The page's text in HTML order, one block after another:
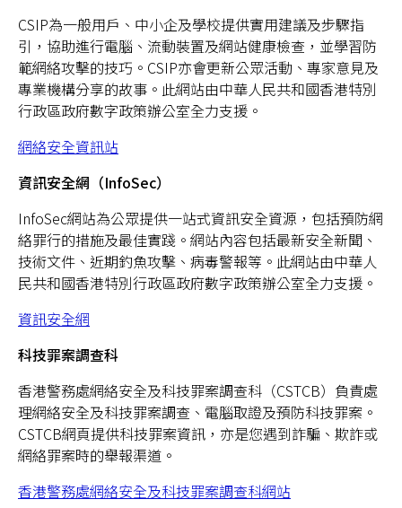
CSIP為一般用戶、中小企及學校提供實用建議及步驟指
引，協助進行電腦、流動裝置及網站健康檢查，並學習防
範網絡攻擊的技巧。CSIP亦會更新公眾活動、專家意見及
專業機構分享的故事。此網站由中華人民共和國香港特別
行政區政府數字政策辦公室全力支援。
網絡安全資訊站
資訊安全網（InfoSec）
InfoSec網站為公眾提供一站式資訊安全資源，包括預防網
絡罪行的措施及最佳實踐。網站內容包括最新安全新聞、
技術文件、近期釣魚攻擊、病毒警報等。此網站由中華人
民共和國香港特別行政區政府數字政策辦公室全力支援。
資訊安全網
科技罪案調查科
香港警務處網絡安全及科技罪案調查科（CSTCB）負責處
理網絡安全及科技罪案調查、電腦取證及預防科技罪案。
CSTCB網頁提供科技罪案資訊，亦是您遇到詐騙、欺詐或
網絡罪案時的舉報渠道。
香港警務處網絡安全及科技罪案調查科網站